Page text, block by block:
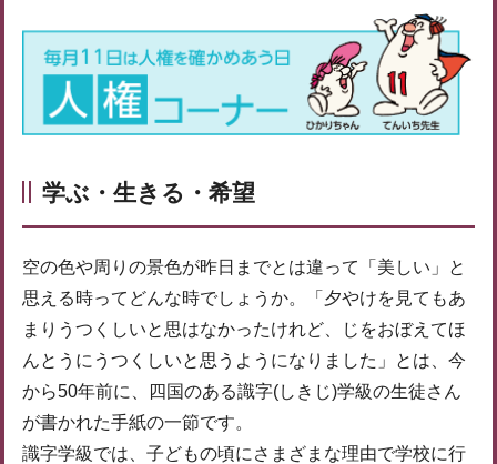
学ぶ・生きる・希望
空の色や周りの景色が昨日までとは違って「美しい」と
思える時ってどんな時でしょうか。「夕やけを見てもあ
まりうつくしいと思はなかったけれど、じをおぼえてほ
んとうにうつくしいと思うようになりました」とは、今
から50年前に、四国のある識字(しきじ)学級の生徒さん
が書かれた手紙の一節です。
識字学級では、子どもの頃にさまざまな理由で学校に行